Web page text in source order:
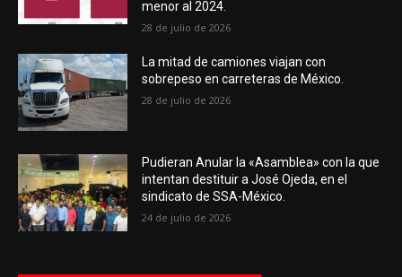
menor al 2024.
28 de julio de 2026
La mitad de camiones viajan con
sobrepeso en carreteras de México.
28 de julio de 2026
Pudieran Anular la «Asamblea» con la que
intentan destituir a José Ojeda, en el
sindicato de SSA-México.
24 de julio de 2026